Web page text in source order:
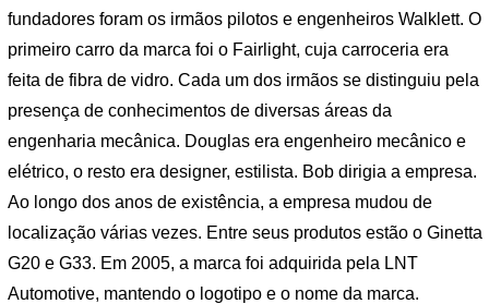
fundadores foram os irmãos pilotos e engenheiros Walklett. O
primeiro carro da marca foi o Fairlight, cuja carroceria era
feita de fibra de vidro. Cada um dos irmãos se distinguiu pela
presença de conhecimentos de diversas áreas da
engenharia mecânica. Douglas era engenheiro mecânico e
elétrico, o resto era designer, estilista. Bob dirigia a empresa.
Ao longo dos anos de existência, a empresa mudou de
localização várias vezes. Entre seus produtos estão o Ginetta
G20 e G33. Em 2005, a marca foi adquirida pela LNT
Automotive, mantendo o logotipo e o nome da marca.